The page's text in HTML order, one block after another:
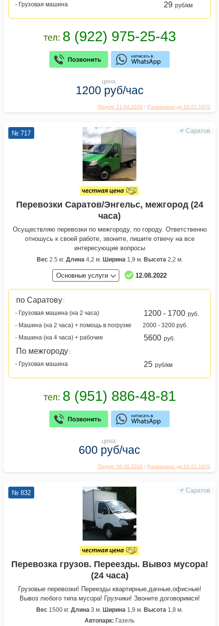
Поднят 21.04.2026 | Размещено до 01.01.1970
- Грузовая машина 29 руб/км
цена:
1200 руб/час
Саратов
Поднят 06.06.2026 | Размещено до 01.01.1970
№ 717
Перевозки Саратов/Энгельс, межгород (24
часа)
Осуществляю перевозки по межгороду, по городу. Ответственно
отношусь к своей работе, звоните, пишите отвечу на все
интересующие вопросы
Вес2.5 кг. Длина4,2 м. Ширина1,9 м. Высота2,2 м.
Основные услуги 12.08.2022
по Саратову :
- Грузовая машина (на 2 часа)
1200 - 1700 руб.
- Машина (на 2 часа) + помощь в погрузке
2000 - 3200 руб.
- Машина (на 4 часа) + рабочие
5600 руб.
По межгороду :
- Грузовая машина
25 руб/км
цена:
600 руб/час
Саратов
№ 832
Перевозка грузов. Переезды. Вывоз мусора!
(24 часа)
Грузовые перевозки! Переезды квартирные,дачные,офисные!
Вывоз любого типа мусора! Грузчики! Звоните договоримся!
Вес 1500 кг. Длина 3 м. Ширина 1,9 м. Высота 1,8 м.
Автопарк: Газель